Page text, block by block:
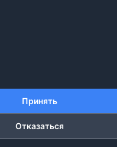
Принять
Отказаться